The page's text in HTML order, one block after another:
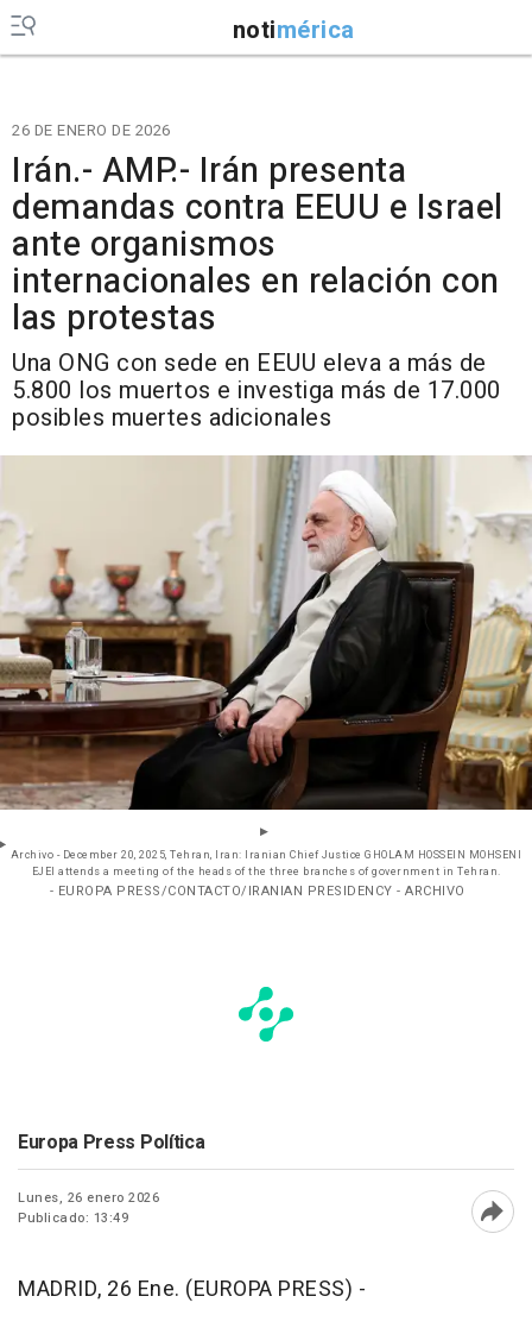
notimérica
26 DE ENERO DE 2026
Irán.- AMP.- Irán presenta
demandas contra EEUU e Israel
ante organismos
internacionales en relación con
las protestas
Una ONG con sede en EEUU eleva a más de
5.800 los muertos e investiga más de 17.000
posibles muertes adicionales
Archivo - December 20, 2025, Tehran, Iran: Iranian Chief Justice GHOLAM HOSSEIN MOHSENI
EJEI attends a meeting of the heads of the three branches of government in Tehran.
- EUROPA PRESS/CONTACTO/IRANIAN PRESIDENCY - ARCHIVO
Europa Press Política
Lunes, 26 enero 2026
Publicado: 13:49
MADRID, 26 Ene. (EUROPA PRESS) -